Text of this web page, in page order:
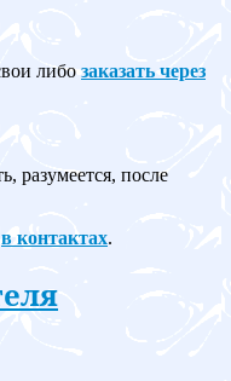
либо заказать через
разумеется, после
в контактах.